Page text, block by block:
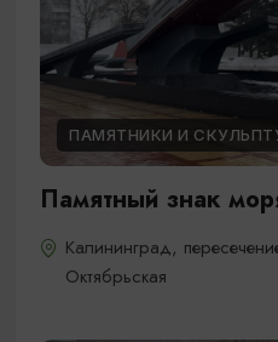
ПАМЯТНИКИ И
Памятный знак
Калининград,
Октябрьская